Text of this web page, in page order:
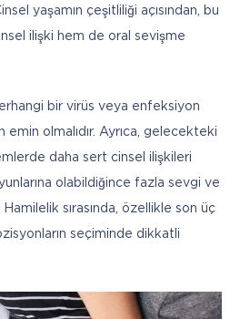
yaşamın çeşitliliği açısından, bu
ilişki hem de oral sevişme
bir virüs veya enfeksiyon
emin olmalıdır. Ayrıca, gelecekteki
daha sert cinsel ilişkileri
olabildiğince fazla sevgi ve
sırasında, özellikle son üç
seçiminde dikkatli